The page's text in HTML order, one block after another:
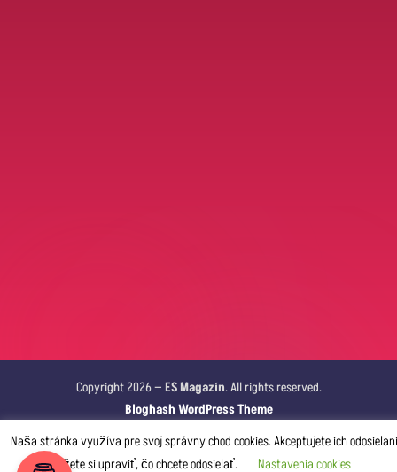
Copyright 2026 — ES Magazín. All rights reserved.
Bloghash WordPress Theme
Naša stránka využíva pre svoj správny chod cookies. Akceptujete ich
Môžete si upraviť, čo chcete odosielať.
Nastavenia cookies